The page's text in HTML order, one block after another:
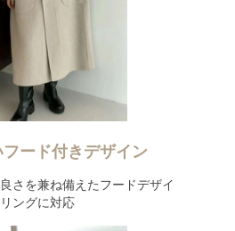
ード付きデザイン
さを兼ね備えたフードデザイ
ングに対応